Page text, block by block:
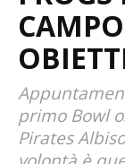
primo Bowl
Pirates